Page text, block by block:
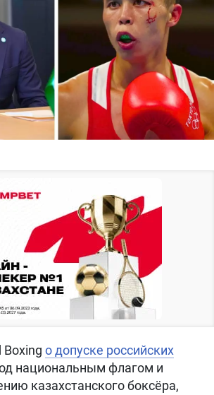
о допуске российских
национальным флагом и
казахстанского боксёра,